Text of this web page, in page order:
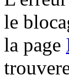
le
la page